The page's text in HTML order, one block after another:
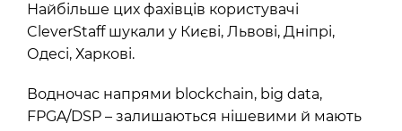
Найбільше цих фахівців користувачі
CleverStaff шукали у Києві, Львові, Дніпрі,
Одесі, Харкові.
Водночас напрями blockchain, big data,
FPGA/DSP – залишаються нішевими й мають